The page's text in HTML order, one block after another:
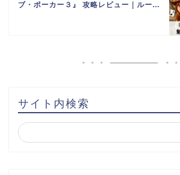
ブ・ポーカー３』 攻略レビュー｜ルー...
サイト内検索